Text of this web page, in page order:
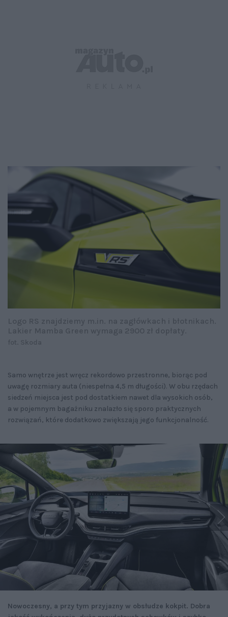
Samo wnętrze jest wręcz rekordowo przestronne, biorąc pod
uwagę rozmiary auta (niespełna 4,5 m długości). W obu rzędach
siedzeń miejsca jest pod dostatkiem nawet dla wysokich osób,
a w pojemnym bagażniku znalazło się sporo praktycznych
rozwiązań, które dodatkowo zwiększają jego funkcjonalność.
Nowoczesny, a przy tym przyjazny w obsłudze kokpit. Dobra